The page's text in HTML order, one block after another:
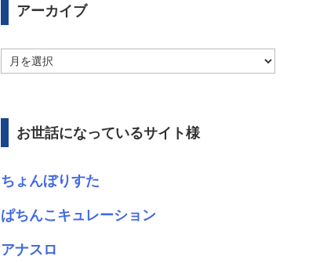
アーカイブ
ー
ブ
お世話になっているサイト様
ちょんぼりすた
ぱちんこキュレーション
アナスロ